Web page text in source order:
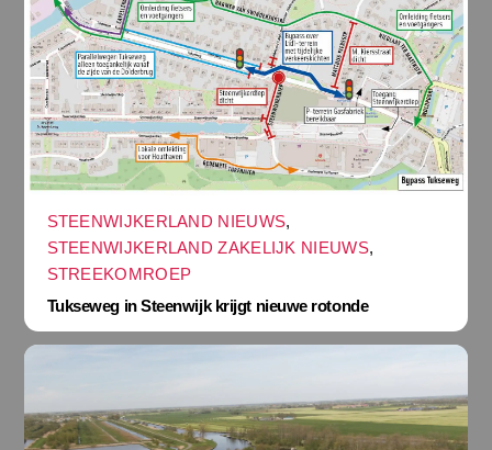
STEENWIJKERLAND NIEUWS,
STEENWIJKERLAND ZAKELIJK NIEUWS,
STREEKOMROEP
Tukseweg in Steenwijk krijgt nieuwe rotonde